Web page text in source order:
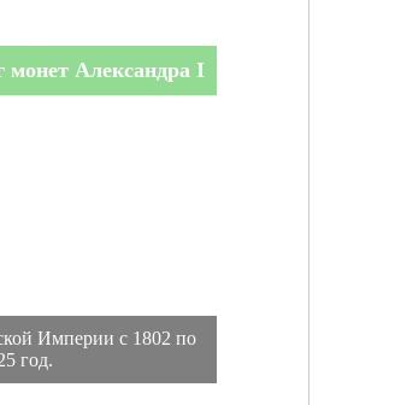
монет Александра I
Империи с 1802 по
год.